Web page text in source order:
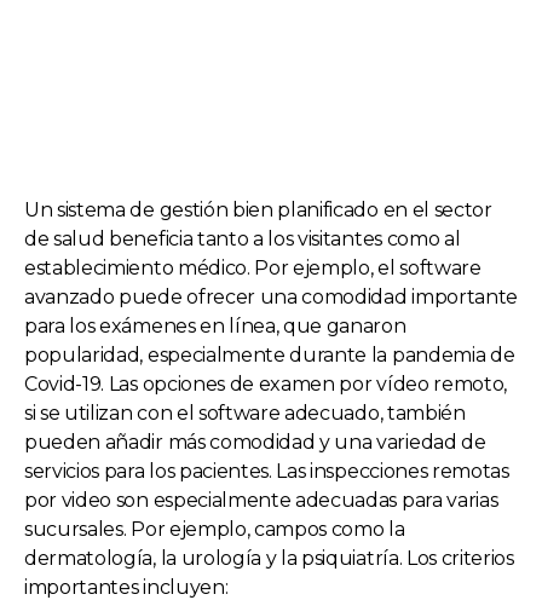
Un sistema de gestión bien planificado en el sector
de salud beneficia tanto a los visitantes como al
establecimiento médico. Por ejemplo, el software
avanzado puede ofrecer una comodidad importante
para los exámenes en línea, que ganaron
popularidad, especialmente durante la pandemia de
Covid-19. Las opciones de examen por vídeo remoto,
si se utilizan con el software adecuado, también
pueden añadir más comodidad y una variedad de
servicios para los pacientes. Las inspecciones remotas
por video son especialmente adecuadas para varias
sucursales. Por ejemplo, campos como la
dermatología, la urología y la psiquiatría. Los criterios
importantes incluyen: